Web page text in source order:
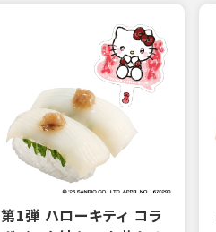
第1弾 ハローキティ コラ